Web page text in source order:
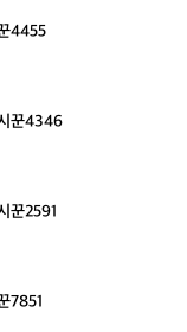
4455
꾼4346
꾼2591
7851